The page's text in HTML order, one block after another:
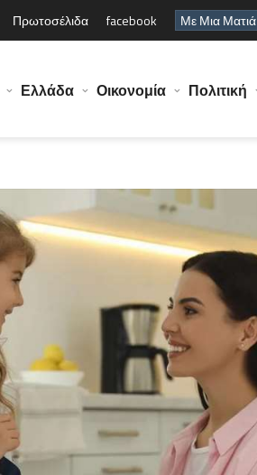
Πρωτοσέλιδα facebook Με Μια Ματιά
Ελλάδα Οικονομία Πολιτική